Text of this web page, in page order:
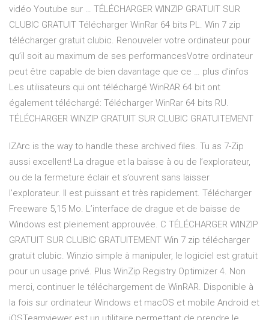
vidéo Youtube sur … TÉLÉCHARGER WINZIP GRATUIT SUR
CLUBIC GRATUIT Télécharger WinRar 64 bits PL. Win 7 zip
télécharger gratuit clubic. Renouveler votre ordinateur pour
qu’il soit au maximum de ses performancesVotre ordinateur
peut être capable de bien davantage que ce … plus d’infos
Les utilisateurs qui ont téléchargé WinRAR 64 bit ont
également téléchargé: Télécharger WinRar 64 bits RU.
TÉLÉCHARGER WINZIP GRATUIT SUR CLUBIC GRATUITEMENT
IZArc is the way to handle these archived files. Tu as 7-Zip
aussi excellent! La drague et la baisse à ou de l’explorateur,
ou de la fermeture éclair et s’ouvrent sans laisser
l’explorateur. Il est puissant et très rapidement. Télécharger
Freeware 5,15 Mo. L’interface de drague et de baisse de
Windows est pleinement approuvée. C TÉLÉCHARGER WINZIP
GRATUIT SUR CLUBIC GRATUITEMENT Win 7 zip télécharger
gratuit clubic. Winzio simple à manipuler, le logiciel est gratuit
pour un usage privé. Plus WinZip Registry Optimizer 4. Non
merci, continuer le téléchargement de WinRAR. Disponible à
la fois sur ordinateur Windows et macOS et mobile Android et